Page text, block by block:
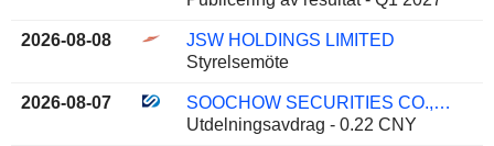
2026-08-08
JSW HOLDINGS LIMITED
Styrelsemöte
2026-08-07
SOOCHOW SECURITIES CO., LTD.
Utdelningsavdrag - 0.22 CNY